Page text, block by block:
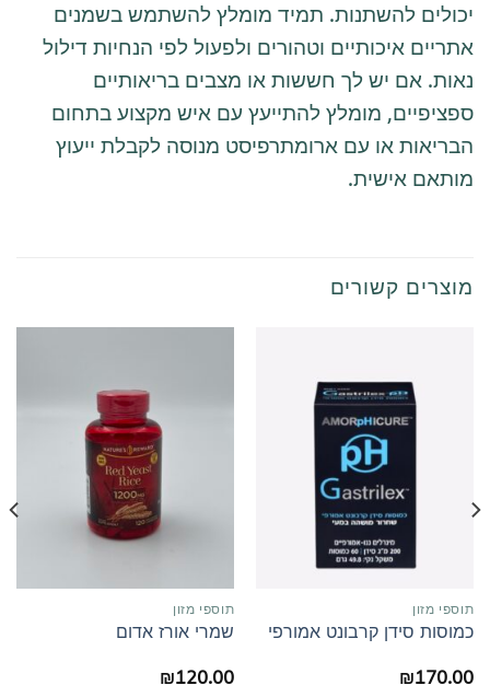
יכולים להשתנות. תמיד מומלץ להשתמש בשמנים
אתריים איכותיים וטהורים ולפעול לפי הנחיות דילול
נאות. אם יש לך חששות או מצבים בריאותיים
ספציפיים, מומלץ להתייעץ עם איש מקצוע בתחום
הבריאות או עם ארומתרפיסט מנוסה לקבלת ייעוץ
מותאם אישית.
מוצרים קשורים
תוספי מזון
כמוסות סידן קרבונט אמורפי
₪170.00
תוספי מזון
שמרי אורז אדום
₪120.00